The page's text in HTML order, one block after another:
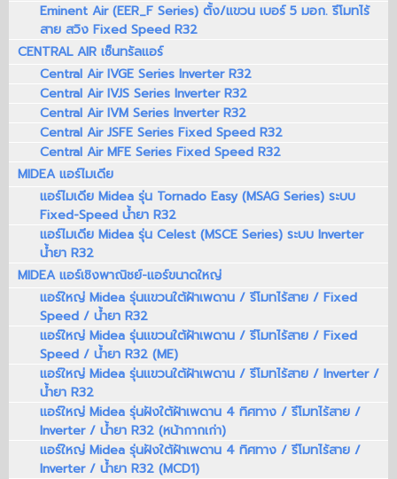
Eminent Air (EER_F Series) ตั้ง/แขวน เบอร์ 5 มอก. รีโมทไร้
สาย สวิง Fixed Speed R32
CENTRAL AIR เซ็นทรัลแอร์
Central Air IVGE Series Inverter R32
Central Air IVJS Series Inverter R32
Central Air IVM Series Inverter R32
Central Air JSFE Series Fixed Speed R32
Central Air MFE Series Fixed Speed R32
MIDEA แอร์ไมเดีย
แอร์ไมเดีย Midea รุ่น Tornado Easy (MSAG Series) ระบบ
Fixed-Speed น้ำยา R32
แอร์ไมเดีย Midea รุ่น Celest (MSCE Series) ระบบ Inverter
น้ำยา R32
MIDEA แอร์เชิงพาณิชย์-แอร์ขนาดใหญ่
แอร์ใหญ่ Midea รุ่นแขวนใต้ฝ้าเพดาน / รีโมทไร้สาย / Fixed
Speed / น้ำยา R32
แอร์ใหญ่ Midea รุ่นแขวนใต้ฝ้าเพดาน / รีโมทไร้สาย / Fixed
Speed / น้ำยา R32 (ME)
แอร์ใหญ่ Midea รุ่นแขวนใต้ฝ้าเพดาน / รีโมทไร้สาย / Inverter /
น้ำยา R32
แอร์ใหญ่ Midea รุ่นฝังใต้ฝ้าเพดาน 4 ทิศทาง / รีโมทไร้สาย /
Inverter / น้ำยา R32 (หน้ากากเก่า)
แอร์ใหญ่ Midea รุ่นฝังใต้ฝ้าเพดาน 4 ทิศทาง / รีโมทไร้สาย /
Inverter / น้ำยา R32 (MCD1)